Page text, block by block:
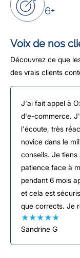
6+
Voix de nos
Découvrez ce que
des vrais clients
J'ai fait appel à
d'e-commerce.
l'écoute, très
novice dans le
conseils. Je
patience face à
pendant 6 mois
et cela est
que corrects. Je
★★★★★
Sandrine G